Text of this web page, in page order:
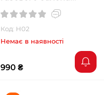
(редуктор GOK 30
мбар, шланг 80 см та
штуцер)
Код: H02
Немає в наявності
990 ₴